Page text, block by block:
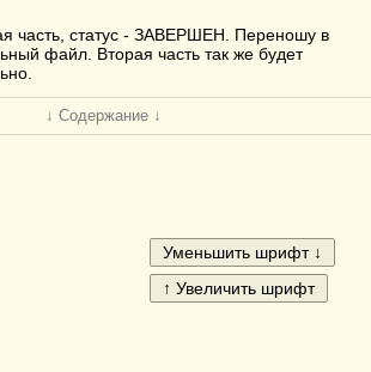
часть, статус - ЗАВЕРШЕН. Переношу в
файл. Вторая часть так же будет
↓ Содержание ↓